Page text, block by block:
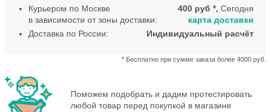
Курьером по Москве
в зависимости от зоны доставки:
400 руб *, Сегодня
* Бесплатно при сумме заказа более 4000 руб.
карта доставки
Доставка по России:
Индивидуальный расчёт
Поможем подобрать и дадим протестировать
любой товар перед покупкой в магазине